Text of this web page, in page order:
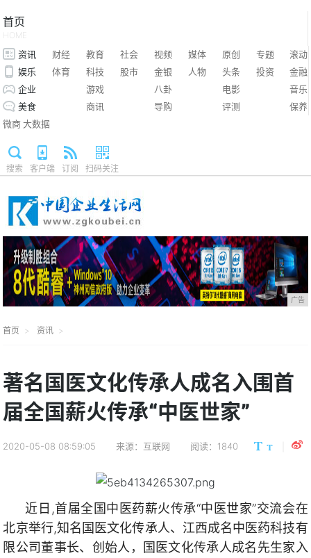
首页
HOME
资讯 财经 教育 社会 视频 媒体 原创 专题
滚动
娱乐
体育 科技 股市 金银 人物 头条 投资
金融
企业
游戏 八卦 电影
音乐
美食
商讯 导购 评测
保养
微商 大数据
搜索 客户端 订阅 扫码关注
广告
首页 资讯
著名国医文化传承人成名入围首
届全国薪火传承“中医世家”
2020-05-08 08:59:05 来源：互联网 阅读：1840
近日,首届全国中医药薪火传承“中医世家”交流会在
北京举行,知名国医文化传承人、江西成名中医药科技有
限公司董事长、 创始人，
国医文化传承人成名先生家入